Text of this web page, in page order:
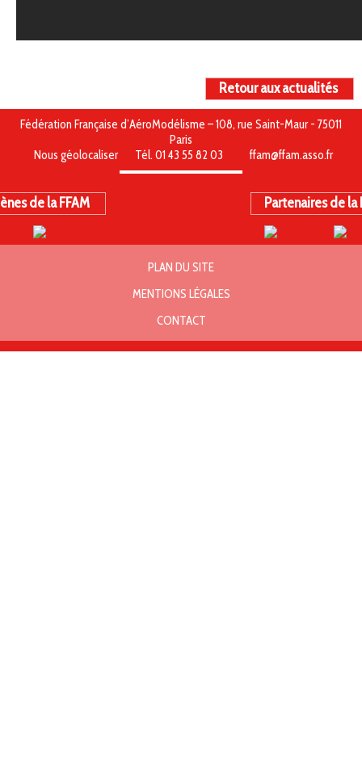
Retour aux actualités
Fédération Française d’AéroModélisme – 108, rue Saint-Maur - 75011
Paris
Nous géolocaliser
Tél. 01 43 55 82 03 ffam@ffam.asso.fr
de la FFAM Partenaires de la
PLAN DU SITE
MENTIONS LÉGALES
CONTACT